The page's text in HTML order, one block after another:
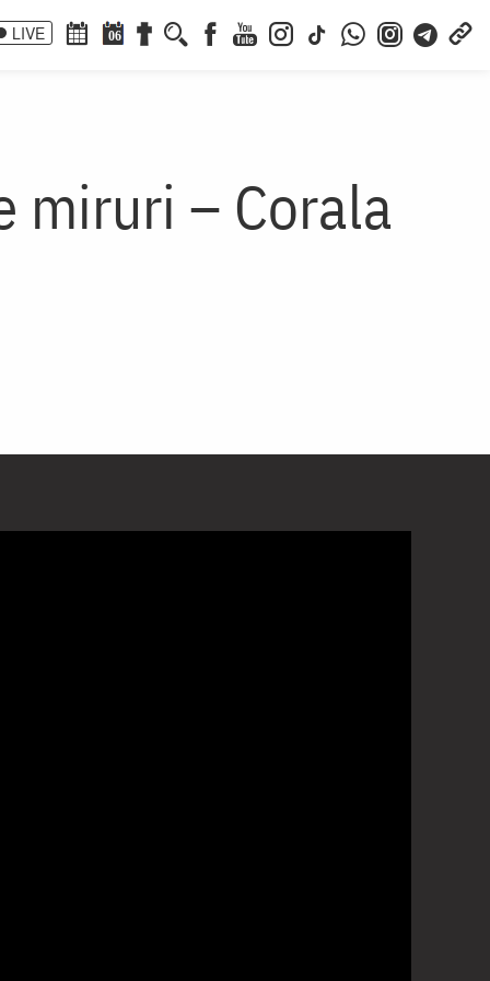
LIVE 06
miruri – Corala